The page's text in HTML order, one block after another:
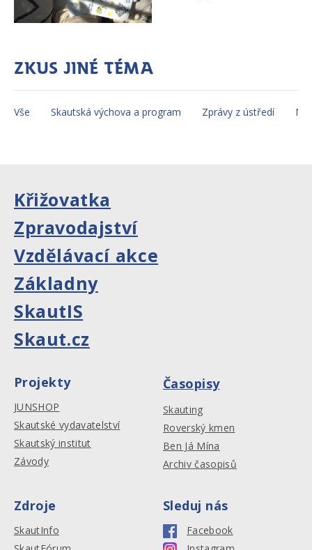
Zkus jiné téma
Vše Skautská výchova a program Zprávy z ústředí
Křižovatka
Zpravodajství
Vzdělávací akce
Základny
SkautIS
Skaut.cz
Projekty
JUNSHOP
Skautské vydavatelství
Skautský institut
Závody
Časopisy
Skauting
Roverský kmen
Ben Já Mína
Archiv časopisů
Zdroje
SkautInfo
Sleduj nás
Facebook